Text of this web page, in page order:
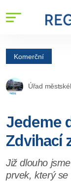
Komerční
Úřad
Jedeme
Zdvihací
Již dlouho
prvek, který